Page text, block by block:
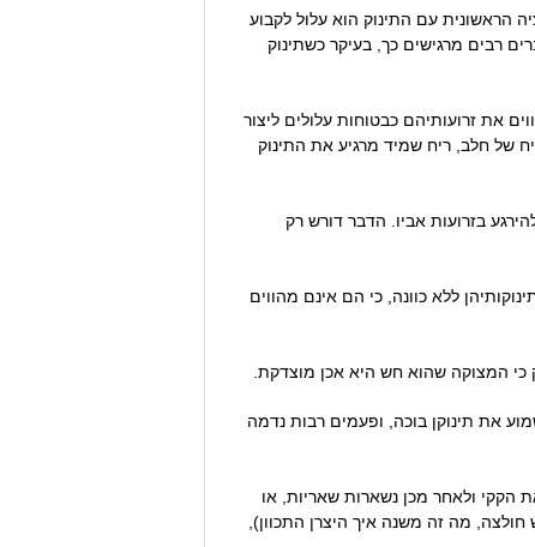
הראשונית עם התינוק הוא עלול לקבוע
רבים מרגישים כך, בעיקר כשתינוק
את זרועותיהם כבטוחות עלולים ליצור
של חלב, ריח שמיד מרגיע את התינוק
בזרועות אביו. הדבר דורש רק
ללא כוונה, כי הם אינם מהווים
כי המצוקה שהוא חש היא אכן מוצדקת.
את תינוקן בוכה, ופעמים רבות נדמה
ולאחר מכן נשארות שאריות, או
מה זה משנה איך היצרן התכוון),